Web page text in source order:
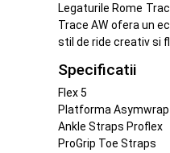
Legaturile Rome
Trace AW ofera un
stil de ride creativ si
Specificatii
Flex 5
Platforma Asymwrap
Ankle Straps Proflex
ProGrip Toe Straps